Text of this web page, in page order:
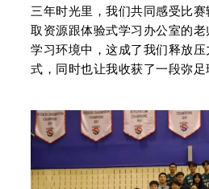
三年时光里，我们共同感受比
取资源跟体验式学习办公室的
学习环境中，这成了我们释放
式，同时也让我收获了一段弥足